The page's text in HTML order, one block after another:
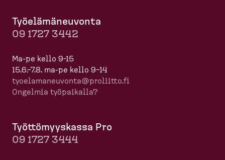
Työelä­mä­neuvonta
09 1727 3442
Ma-pe kello 9-15
15.6.–7.8. ma-pe kello 9–14
tyoela­ma­neuvonta@proliitto.fi
Ongelmia työpaikalla?
Työttö­myyskassa Pro
09 1727 3444